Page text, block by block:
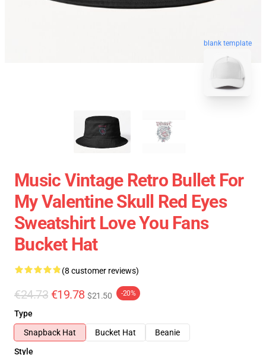
blank template
Music Vintage Retro Bullet For
My Valentine Skull Red Eyes
Sweatshirt Love You Fans
Bucket Hat
(8 customer reviews)
€24.73 €19.78 $21.50 -20%
Type
Snapback Hat
Bucket Hat
Beanie
Style